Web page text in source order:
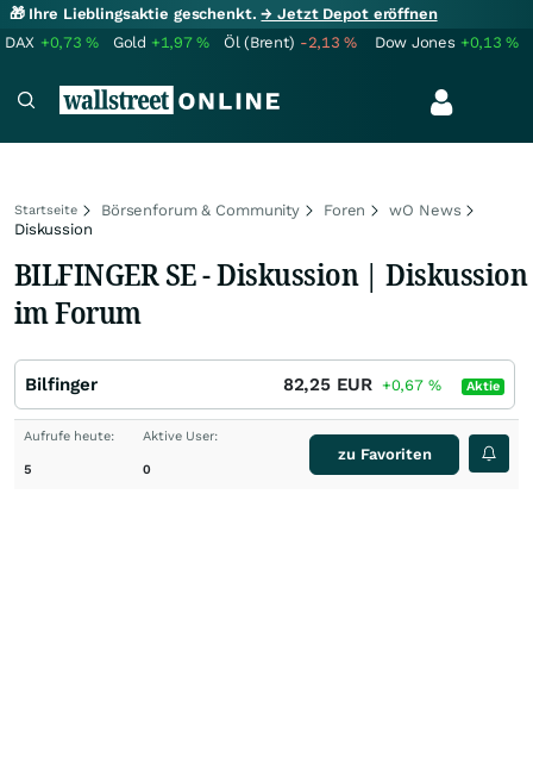
🎁 Ihre Lieblingsaktie geschenkt.→ Jetzt Depot eröffnen
DAX +0,73% Gold +1,97% Öl (Brent) -2,13% Dow Jones +0,13%
Startseite Börsenforum & Community Foren
wO News
Diskussion
BILFINGER SE - Diskussion | Diskussion
im Forum
Bilfinger 82,25 EUR +0,67 % Aktie
Aufrufe heute:
5
Aktive User:
0
zu Favoriten